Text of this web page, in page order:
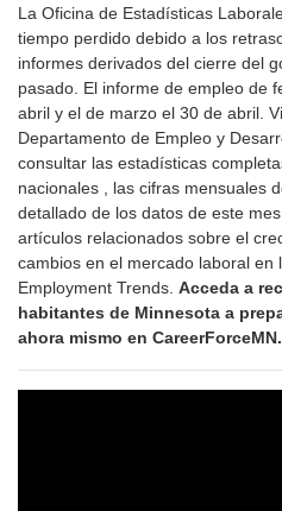
La Oficina de Estadísticas
tiempo perdido debido a los
informes derivados del cierre del
pasado. El informe de empleo de
abril y el de marzo el 30 de abril.
Departamento de Empleo y
consultar las estadísticas
nacionales , las cifras mensuales
detallado de los datos de este
artículos relacionados sobre el
cambios en el mercado laboral en
Employment Trends. Acceda a
habitantes de Minnesota a
ahora mismo en CareerForceMN.